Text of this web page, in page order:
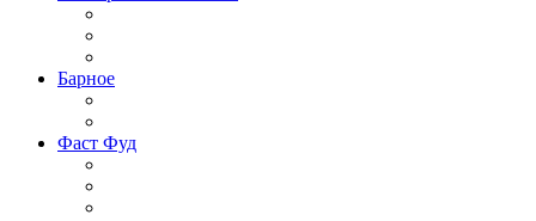
Барное
Фаст Фуд